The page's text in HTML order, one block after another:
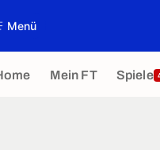
Menü
Mein FT Spiele